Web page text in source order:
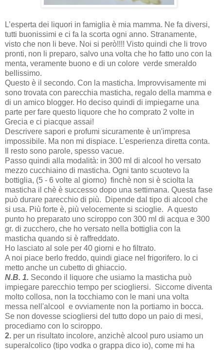
L’esperta dei liquori in famiglia è mia mamma. Ne fa diversi,
tutti buonissimi e ci fa la scorta ogni anno. Stranamente,
visto che non li beve. Noi si però!!!! Visto quindi che li trovo
pronti, non li preparo, salvo una volta che ho fatto uno con la
menta, veramente buonο e di un colore verde smeraldo
bellissimo.
Questo è il secondo. Con la masticha. Improvvisamente mi
sono trovata con parecchia masticha, regalo della mamma e
di un amico blogger. Ho deciso quindi di impiegarne una
parte per fare questo liquore che ho comprato 2 volte in
Grecia e ci piacque assai!
Descrivere sapori e profumi sicuramente è un'impresa
impossibile. Ma non mi dispiace. L'esperienza diretta conta.
Il resto sono parole, spesso vacue.
Passo quindi alla modalità: in 300 ml di alcool ho versato
mezzo cucchiaino di masticha. Ogni tanto scuotevo la
bottiglia, (5 - 6 volte al giorno) finchè non si è sciolta la
masticha il chè è successo dopo una settimana. Questa fase
può durare parecchio di più. Dipende dal tipo di alcool che
si usa. Più forte è, più velocemente si scioglie. A questo
punto ho preparato uno sciroppo con 300 ml di acqua e 300
gr. di zucchero, che ho versato nella bottiglia con la
masticha quando si è raffreddato.
Ho lasciato al sole per 40 giorni e ho filtrato.
A noi piace berlo freddo, quindi giace nel frigorifero. Io ci
metto anche un cubetto di ghiaccio.
Ν.Β. 1. Secondo il liquore che usiamo la masticha può
impiegare parecchio tempo per sciogliersi. Siccome diventa
molto collosa, non la tocchiamo con le mani una volta
messa nell'alcool e ovviamente non la portiamo in bocca.
Se non dovesse sciogliersi del tutto dopo un paio di mesi,
procediamo con lo sciroppo.
2. per un risultato incolore, anzichè alcool puro usiamo un
superalcolico (tipo vodka o grappa dico io), come mi ha